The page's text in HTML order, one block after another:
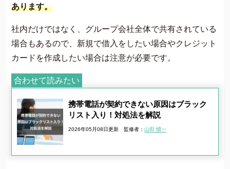
あります。
社内だけではなく、グループ会社全体で共有されている
場合もあるので、新規で借入をしたい場合やクレジット
カードを作成したい場合は注意が必要です。
合わせて読みたい
携帯電話が契約できない原因はブラック
リスト入り！対処法を解説
2026年05月08日更新 監修者： 山田 愼一